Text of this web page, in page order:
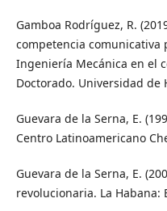
Gamboa Rodríguez, R.
competencia
Ingeniería Mecánica en el
Doctorado. Universidad de
Guevara de la Serna, E.
Centro Latinoamericano
Guevara de la Serna, E.
revolucionaria. La Habana: